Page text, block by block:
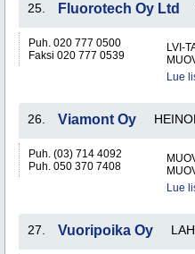
25. Fluorotech Oy Ltd
Puh. 020 777 0500
Faksi 020 777 0539
LVI-
Lue
26. Viamont Oy
Puh. (03) 714 4092
Puh. 050 370 7408
Lue
27. Vuoripoika Oy